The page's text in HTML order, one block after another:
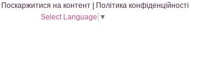
Поскаржитися на контент | Політика конфіденційності
Select Language ▼